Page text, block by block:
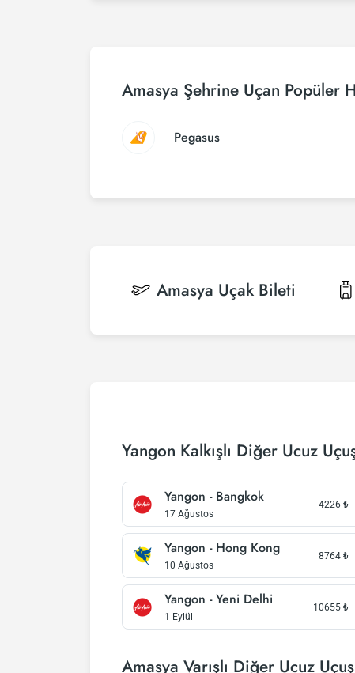
Amasya Şehrine Uçan Popüler
Pegasus
Amasya Uçak Bileti
Yangon Kalkışlı Diğer Ucuz
Yangon - Bangkok
17 Ağustos
4226 ₺
Yangon - Hong Kong
10 Ağustos
8764 ₺
Yangon - Yeni Delhi
1 Eylül
10655 ₺
Amasya Varışlı Diğer Ucuz